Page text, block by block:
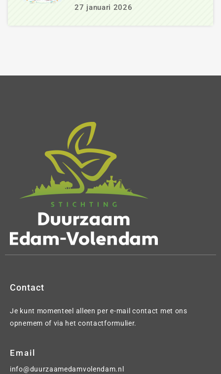
27 januari 2026
Contact
Je kunt momenteel alleen per e-mail contact met ons
opnemem of via het contactformulier.
Email
info@duurzaamedamvolendam.nl